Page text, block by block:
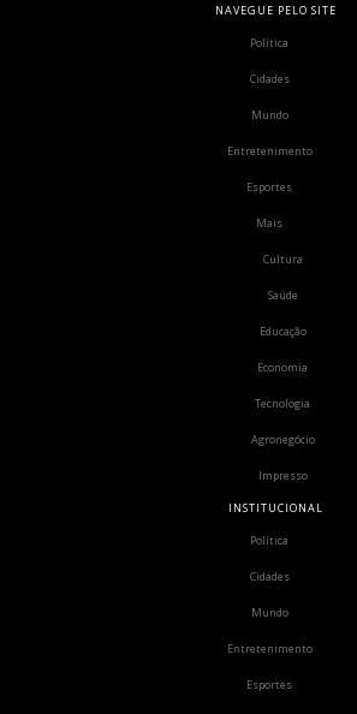
NAVEGUE PELO SITE
Política
Cidades
Mundo
Entretenimento
Esportes
Mais
Cultura
Saúde
Educação
Economia
Tecnologia
Agronegócio
Impresso
INSTITUCIONAL
Política
Cidades
Mundo
Entretenimento
Esportes